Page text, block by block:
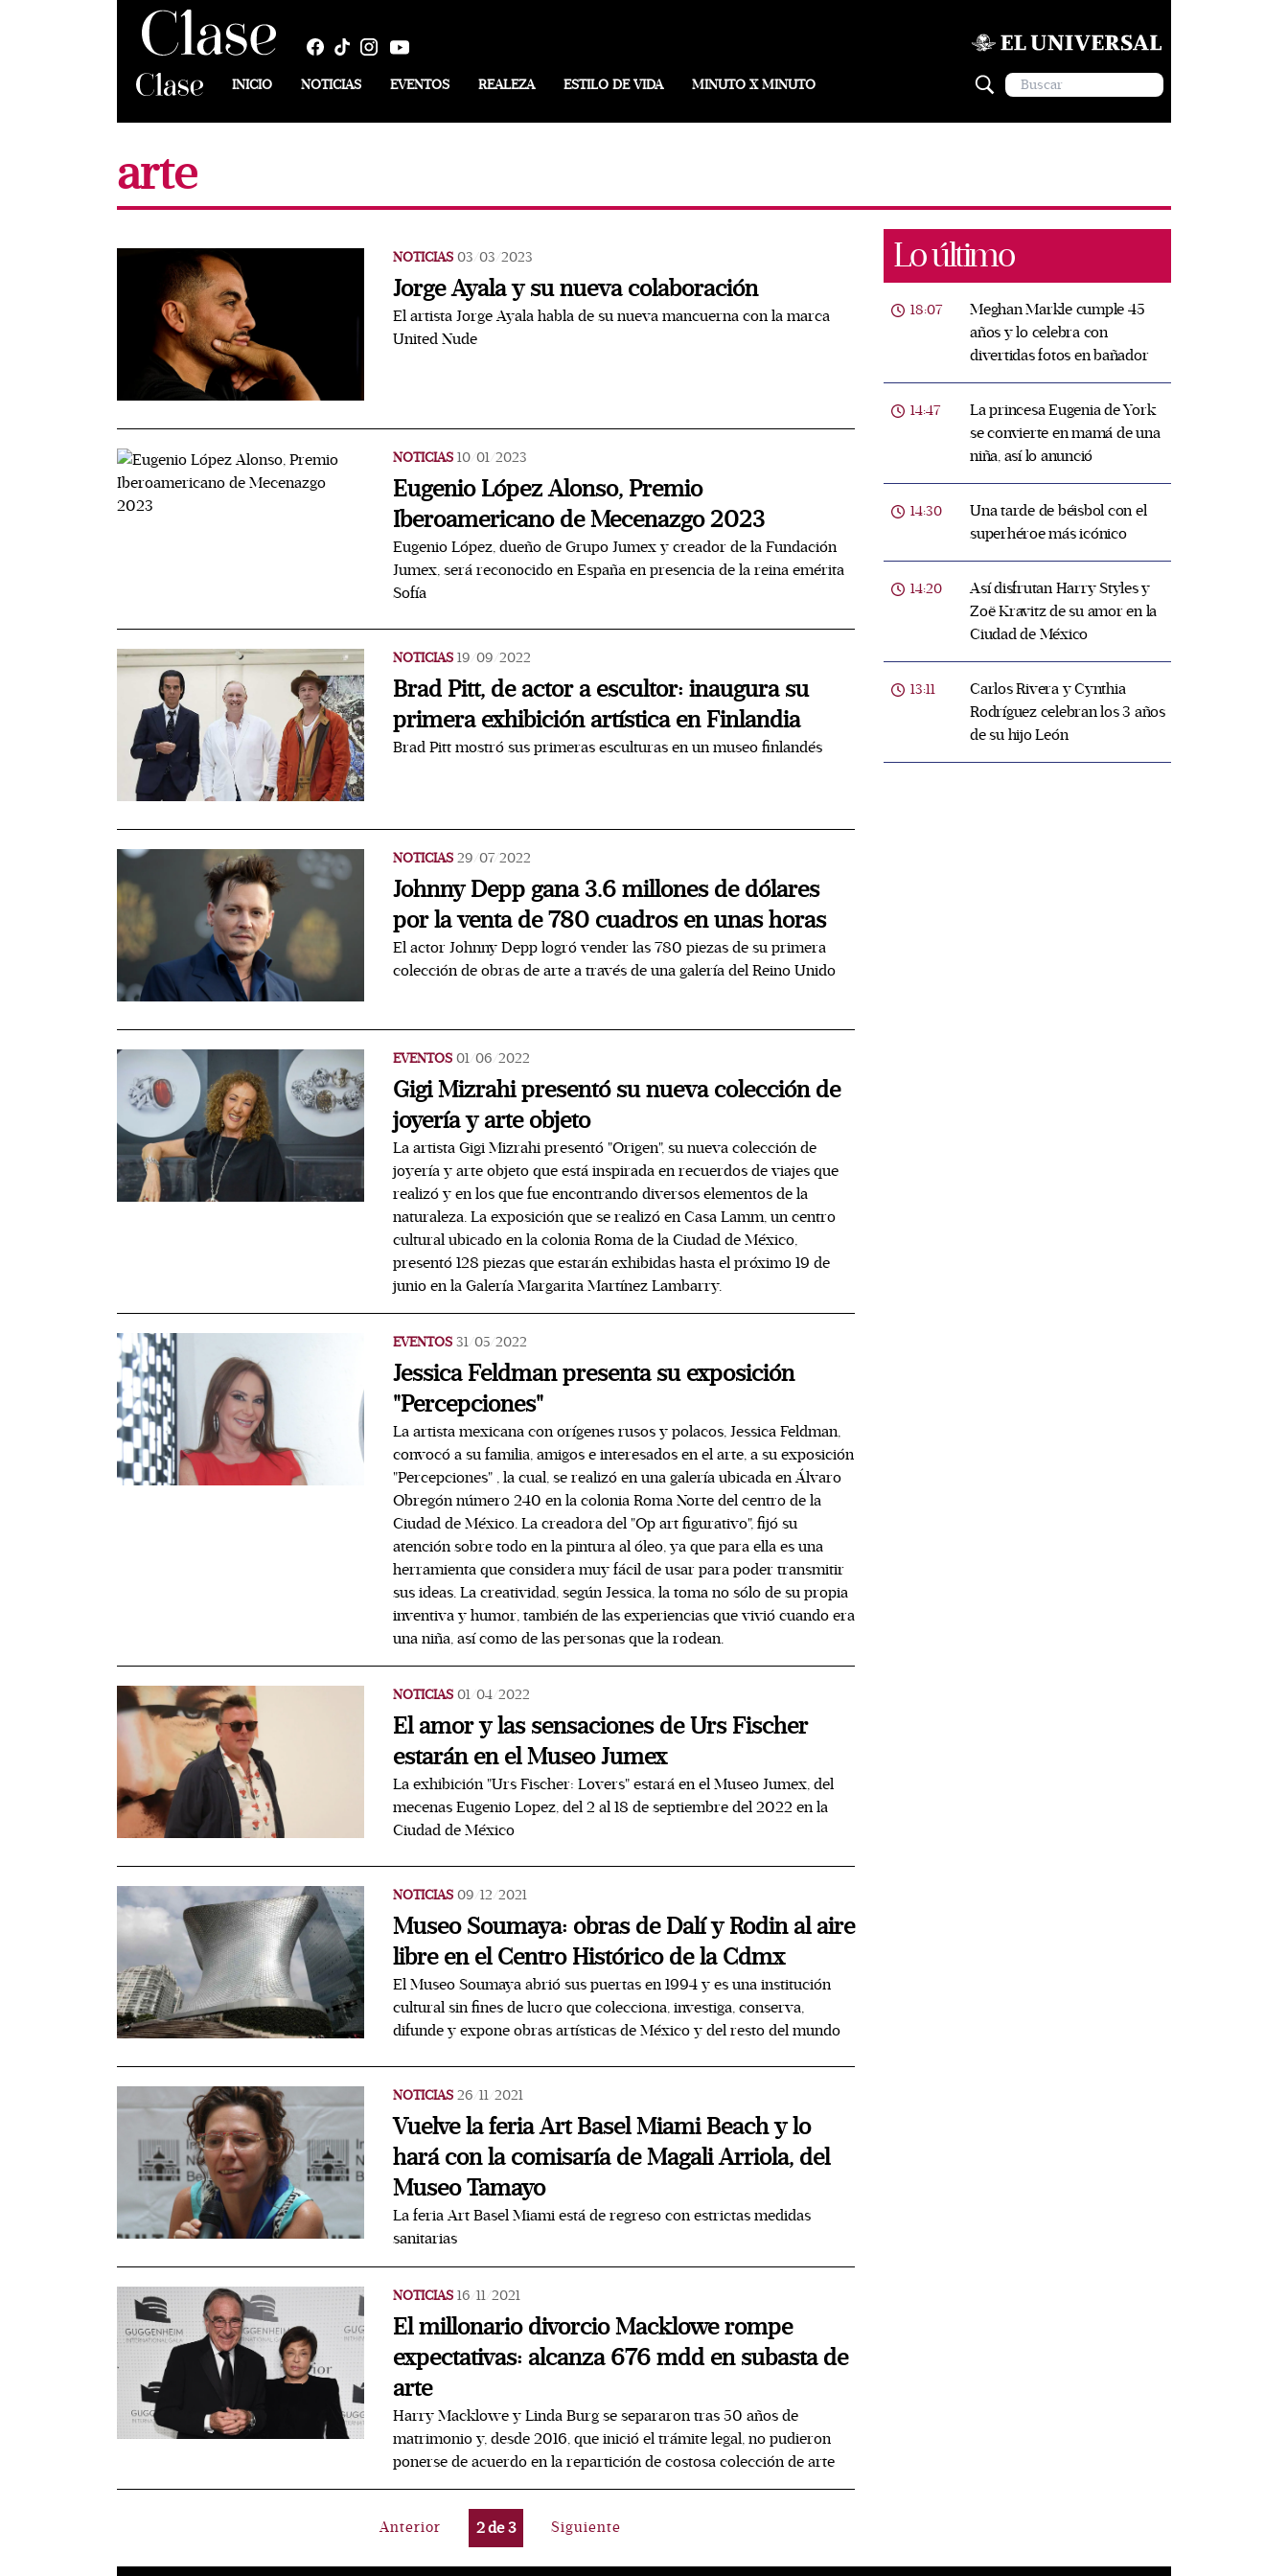
INICIO NOTICIAS EVENTOS REALEZA ESTILO DE VIDA MINUTO X MINUTO
arte
NOTICIAS 03/03/2023
Jorge Ayala y su nueva colaboración
El artista Jorge Ayala habla de su nueva mancuerna con la marca
United Nude
NOTICIAS 10/01/2023
Eugenio López Alonso, Premio
Iberoamericano de Mecenazgo 2023
Eugenio López, dueño de Grupo Jumex y creador de la Fundación
Jumex, será reconocido en España en presencia de la reina emérita
Sofía
NOTICIAS 19/09/2022
Brad Pitt, de actor a escultor: inaugura su
primera exhibición artística en Finlandia
Brad Pitt mostró sus primeras esculturas en un museo finlandés
NOTICIAS 29/07/2022
Johnny Depp gana 3.6 millones de dólares
por la venta de 780 cuadros en unas horas
El actor Johnny Depp logró vender las 780 piezas de su primera
colección de obras de arte a través de una galería del Reino Unido
EVENTOS 01/06/2022
Gigi Mizrahi presentó su nueva colección de
joyería y arte objeto
La artista Gigi Mizrahi presentó "Origen", su nueva colección de
joyería y arte objeto que está inspirada en recuerdos de viajes que
realizó y en los que fue encontrando diversos elementos de la
naturaleza. La exposición que se realizó en Casa Lamm, un centro
cultural ubicado en la colonia Roma de la Ciudad de México,
presentó 128 piezas que estarán exhibidas hasta el próximo 19 de
junio en la Galería Margarita Martínez Lambarry.
EVENTOS 31/05/2022
Jessica Feldman presenta su exposición
"Percepciones"
La artista mexicana con orígenes rusos y polacos, Jessica Feldman,
convocó a su familia, amigos e interesados en el arte, a su exposición
"Percepciones" , la cual, se realizó en una galería ubicada en Álvaro
Obregón número 240 en la colonia Roma Norte del centro de la
Ciudad de México. La creadora del "Op art figurativo", fijó su
atención sobre todo en la pintura al óleo, ya que para ella es una
herramienta que considera muy fácil de usar para poder transmitir
sus ideas. La creatividad, según Jessica, la toma no sólo de su propia
inventiva y humor, también de las experiencias que vivió cuando era
una niña, así como de las personas que la rodean.
NOTICIAS 01/04/2022
El amor y las sensaciones de Urs Fischer
estarán en el Museo Jumex
La exhibición "Urs Fischer: Lovers" estará en el Museo Jumex, del
mecenas Eugenio Lopez, del 2 al 18 de septiembre del 2022 en la
Ciudad de México
NOTICIAS 09/12/2021
Museo Soumaya: obras de Dalí y Rodin al aire
libre en el Centro Histórico de la Cdmx
El Museo Soumaya abrió sus puertas en 1994 y es una institución
cultural sin fines de lucro que colecciona, investiga, conserva,
difunde y expone obras artísticas de México y del resto del mundo
NOTICIAS 26/11/2021
Vuelve la feria Art Basel Miami Beach y lo
hará con la comisaría de Magali Arriola, del
Museo Tamayo
La feria Art Basel Miami está de regreso con estrictas medidas
sanitarias
NOTICIAS 16/11/2021
El millonario divorcio Macklowe rompe
expectativas: alcanza 676 mdd en subasta de
arte
Harry Macklowe y Linda Burg se separaron tras 50 años de
matrimonio y, desde 2016, que inició el trámite legal, no pudieron
ponerse de acuerdo en la repartición de costosa colección de arte
Anterior 2de3 Siguiente
Lo último
18:07
Meghan Markle cumple 45
años y lo celebra con
divertidas fotos en bañador
14:47
La princesa Eugenia de York
se convierte en mamá de una
niña, así lo anunció
14:30
Una tarde de béisbol con el
superhéroe más icónico
14:20
Así disfrutan Harry Styles y
Zoë Kravitz de su amor en la
Ciudad de México
13:11
Carlos Rivera y Cynthia
Rodríguez celebran los 3 años
de su hijo León